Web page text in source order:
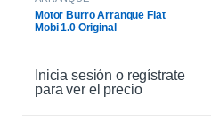
Motor Burro Arranque Fiat
Mobi 1.0 Original
Inicia sesión o regístrate
para ver el precio